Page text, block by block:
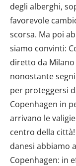
degli alberghi,
favorevole
scorsa. Ma poi
siamo convinti:
diretto da Milano
nonostante
per proteggersi
Copenhagen in
arrivano le
centro della
danesi abbiamo
Copenhagen: in